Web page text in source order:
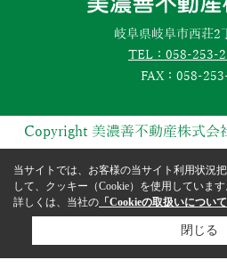
岐阜県岐阜市西荘2
TEL：058-253-
FAX：058-
Copyright 美濃善不動産株式
当サイトでは、お客様の当サイト利用状況
して、クッキー（Cookie）を使用しています
詳しくは、当社の 「Cookieの取扱いについて
閉じる